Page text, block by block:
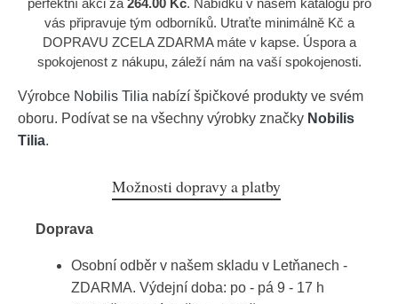
perfektní akci za 264.00 Kč. Nabídku v našem katalogu pro
vás připravuje tým odborníků. Utraťte minimálně Kč a
DOPRAVU ZCELA ZDARMA máte v kapse. Úspora a
spokojenost z nákupu, záleží nám na vaší spokojenosti.
Výrobce Nobilis Tilia nabízí špičkové produkty ve svém
oboru. Podívat se na všechny výrobky značky Nobilis
Tilia.
Možnosti dopravy a platby
Doprava
Osobní odběr v našem skladu v Letňanech -
ZDARMA. Výdejní doba: po - pá 9 - 17 h